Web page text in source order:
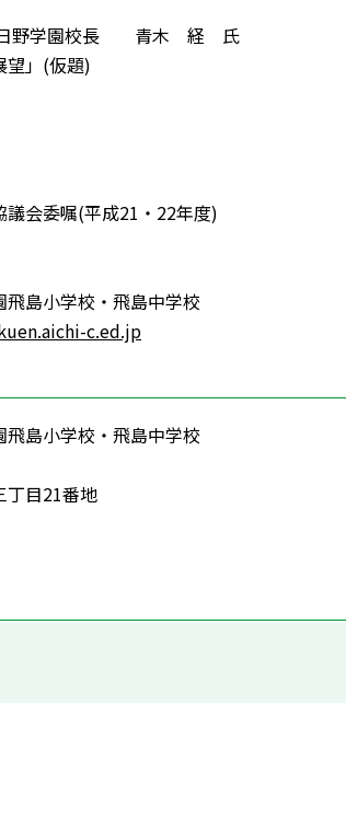
野学園校長 青木 経 氏
」(仮題)
委嘱(平成21・22年度)
島小学校・飛島中学校
c.ed.jp
島小学校・飛島中学校
丁目21番地